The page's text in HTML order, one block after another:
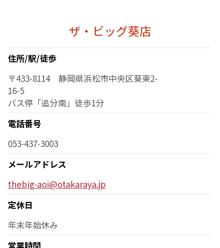
ザ・ビッグ葵店
住所/駅/徒歩
〒433-8114 静岡県浜松市中央区葵東2-
16-5
バス停「追分南」徒歩1分
電話番号
053-437-3003
メールアドレス
thebig-aoi@otakaraya.jp
定休日
年末年始休み
営業時間